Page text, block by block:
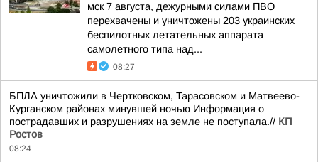
мск 7 августа, дежурными силами ПВО
перехвачены и уничтожены 203 украинских
беспилотных летательных аппарата
самолетного типа над...
08:27
БПЛА уничтожили в Чертковском, Тарасовском и Матвеево-
Курганском районах минувшей ночью Информация о
пострадавших и разрушениях на земле не поступала.// КП
Ростов
08:24